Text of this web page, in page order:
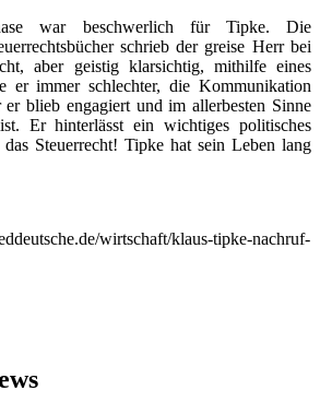
war beschwerlich für Tipke. Die
schrieb der greise Herr bei
aber geistig klarsichtig, mithilfe eines
er immer schlechter, die Kommunikation
blieb engagiert und im allerbesten Sinne
Er hinterlässt ein wichtiges politisches
das Steuerrecht! Tipke hat sein Leben lang
wirtschaft/klaus-tipke-nachruf-